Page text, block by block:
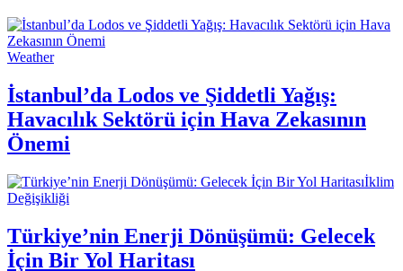
Weather
İstanbul’da Lodos ve Şiddetli Yağış:
Havacılık Sektörü için Hava Zekasının
Önemi
İklim
Değişikliği
Türkiye’nin Enerji Dönüşümü: Gelecek
İçin Bir Yol Haritası